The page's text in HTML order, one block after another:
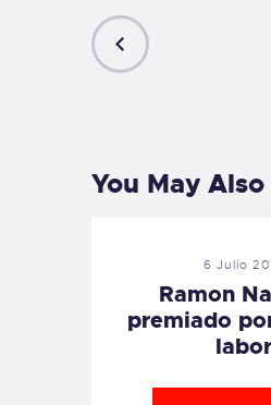
You May
6 Julio
Ramon
premiado
labor